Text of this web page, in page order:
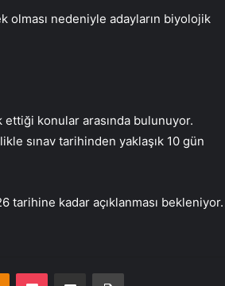
nedeniyle adayların biyolojik
ettiği konular arasında bulunuyor.
sınav tarihinden yaklaşık 10 gün
tarihine kadar açıklanması bekleniyor.
Odnoklassniki
Pocket E-Posta ile paylaş Yazdır